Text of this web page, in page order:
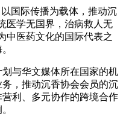
国际传播为载体，推动沉
医学无国界，治病救人无
中医药文化的国际代表之
与华文媒体所在国家的机
，推动沉香协会会员的沉
利、多元协作的跨境合作